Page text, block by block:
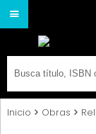
Inicio Obras